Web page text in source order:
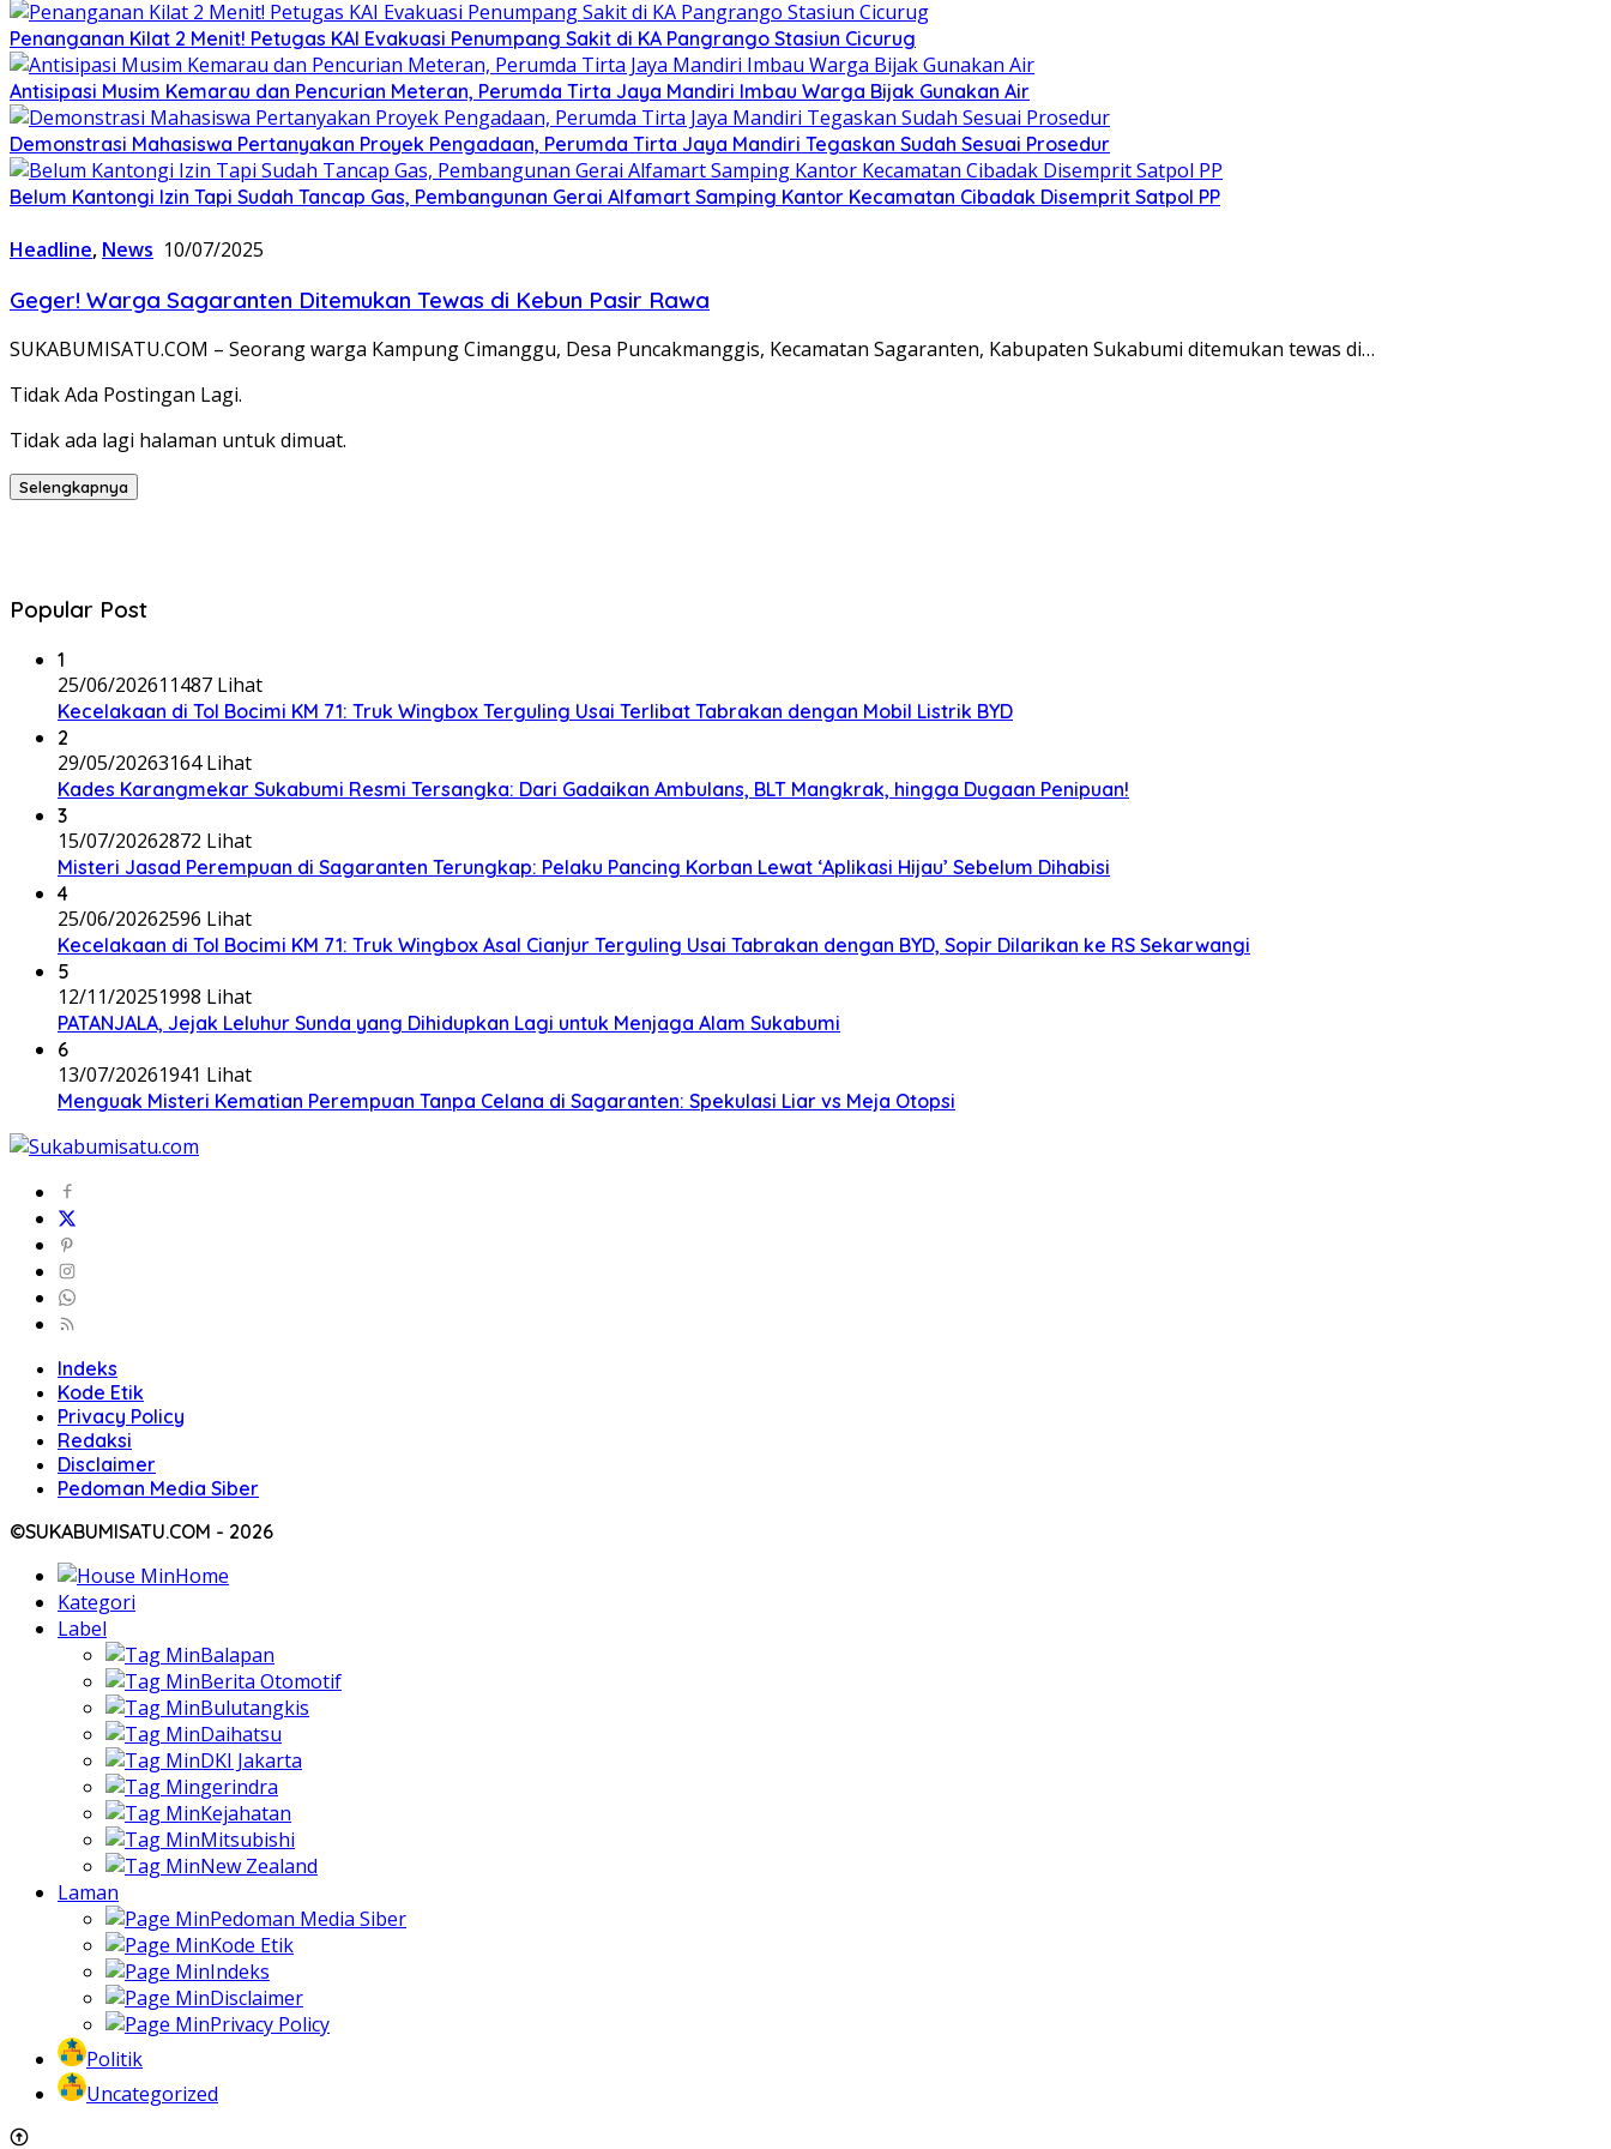
Penanganan Kilat 2 Menit! Petugas KAI Evakuasi Penumpang Sakit di KA Pangrango Stasiun Cicurug
Antisipasi Musim Kemarau dan Pencurian Meteran, Perumda Tirta Jaya Mandiri Imbau Warga Bijak Gunakan Air
Demonstrasi Mahasiswa Pertanyakan Proyek Pengadaan, Perumda Tirta Jaya Mandiri Tegaskan Sudah Sesuai Prosedur
Belum Kantongi Izin Tapi Sudah Tancap Gas, Pembangunan Gerai Alfamart Samping Kantor Kecamatan Cibadak Disemprit Satpol PP
Headline, News 10/07/2025
Geger! Warga Sagaranten Ditemukan Tewas di Kebun Pasir Rawa
SUKABUMISATU.COM – Seorang warga Kampung Cimanggu, Desa Puncakmanggis, Kecamatan Sagaranten, Kabupaten Sukabumi ditemukan tewas di…
Tidak Ada Postingan Lagi.
Tidak ada lagi halaman untuk dimuat.
Selengkapnya
Popular Post
1
25/06/202611487 Lihat
Kecelakaan di Tol Bocimi KM 71: Truk Wingbox Terguling Usai Terlibat Tabrakan dengan Mobil Listrik BYD
2
29/05/20263164 Lihat
Kades Karangmekar Sukabumi Resmi Tersangka: Dari Gadaikan Ambulans, BLT Mangkrak, hingga Dugaan Penipuan!
3
15/07/20262872 Lihat
Misteri Jasad Perempuan di Sagaranten Terungkap: Pelaku Pancing Korban Lewat ‘Aplikasi Hijau’ Sebelum Dihabisi
4
25/06/20262596 Lihat
Kecelakaan di Tol Bocimi KM 71: Truk Wingbox Asal Cianjur Terguling Usai Tabrakan dengan BYD, Sopir Dilarikan ke RS Sekarwangi
5
12/11/20251998 Lihat
PATANJALA, Jejak Leluhur Sunda yang Dihidupkan Lagi untuk Menjaga Alam Sukabumi
6
13/07/20261941 Lihat
Menguak Misteri Kematian Perempuan Tanpa Celana di Sagaranten: Spekulasi Liar vs Meja Otopsi
Indeks
Kode Etik
Privacy Policy
Redaksi
Disclaimer
Pedoman Media Siber
©SUKABUMISATU.COM - 2026
Home
Kategori
Label
Balapan
Berita Otomotif
Bulutangkis
Daihatsu
DKI Jakarta
gerindra
Kejahatan
Mitsubishi
New Zealand
Laman
Pedoman Media Siber
Kode Etik
Indeks
Disclaimer
Privacy Policy
Politik
Uncategorized